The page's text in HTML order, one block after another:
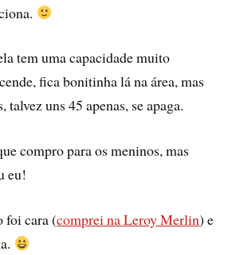
tem uma capacidade muito
fica bonitinha lá na área, mas
talvez uns 45 apenas, se apaga.
compro para os meninos, mas
eu!
foi cara (comprei na Leroy Merlin) e